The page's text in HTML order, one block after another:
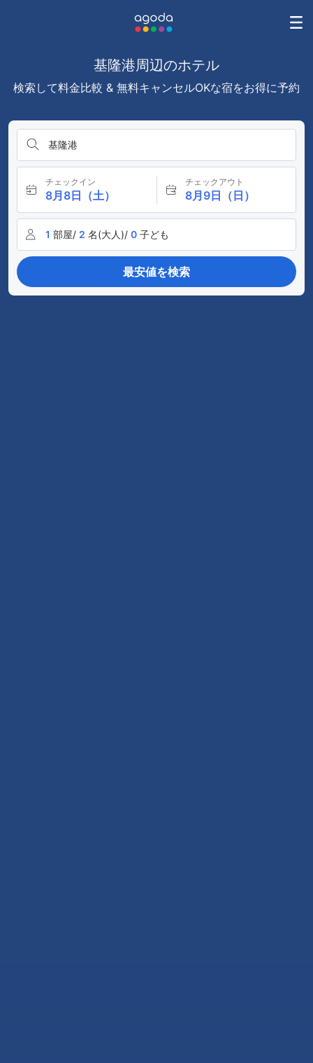
基隆港周辺のホテル
検索して料金比較 & 無料キャンセルOKな宿をお得に予約
基隆港
チェックイン
8月8日（土）
チェックアウト
8月9日（日）
1 部屋/ 2 名(大人)/ 0 子ども
最安値を検索